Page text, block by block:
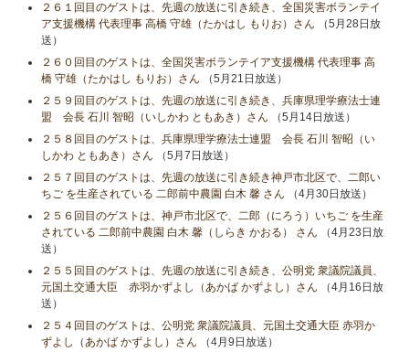
２６１回目のゲストは、先週の放送に引き続き、全国災害ボランテイ
ア支援機構 代表理事 高橋 守雄（たかはし もりお）さん （5月28日放
送）
２６０回目のゲストは、全国災害ボランテイア支援機構 代表理事 高
橋 守雄（たかはし もりお）さん （5月21日放送）
２５９回目のゲストは、先週の放送に引き続き、兵庫県理学療法士連
盟 会長 石川 智昭（いしかわ ともあき）さん （5月14日放送）
２５８回目のゲストは、兵庫県理学療法士連盟 会長 石川 智昭（い
しかわ ともあき）さん （5月7日放送）
２５７回目のゲストは、先週の放送に引き続き神戸市北区で、二郎い
ちご を生産されている 二郎前中農園 白木 馨 さん （4月30日放送）
２５６回目のゲストは、神戸市北区で、二郎（にろう）いちご を生産
されている 二郎前中農園 白木 馨（しらき かおる） さん （4月23日放
送）
２５５回目のゲストは、先週の放送に引き続き、公明党 衆議院議員、
元国土交通大臣 赤羽かずよし（あかば かずよし）さん （4月16日放
送）
２５４回目のゲストは、公明党 衆議院議員、元国土交通大臣 赤羽か
ずよし（あかば かずよし）さん （4月9日放送）